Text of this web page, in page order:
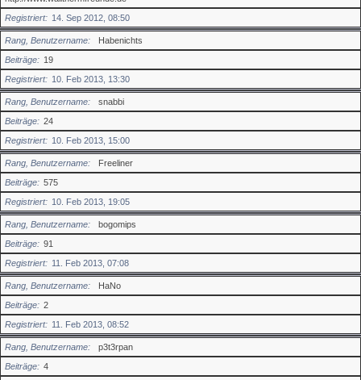
Registriert
14. Sep 2012, 08:50
Rang, Benutzername
Habenichts
Beiträge
19
Registriert
10. Feb 2013, 13:30
Rang, Benutzername
snabbi
Beiträge
24
Registriert
10. Feb 2013, 15:00
Rang, Benutzername
Freeliner
Beiträge
575
Registriert
10. Feb 2013, 19:05
Rang, Benutzername
bogomips
Beiträge
91
Registriert
11. Feb 2013, 07:08
Rang, Benutzername
HaNo
Beiträge
2
Registriert
11. Feb 2013, 08:52
Rang, Benutzername
p3t3rpan
Beiträge
4